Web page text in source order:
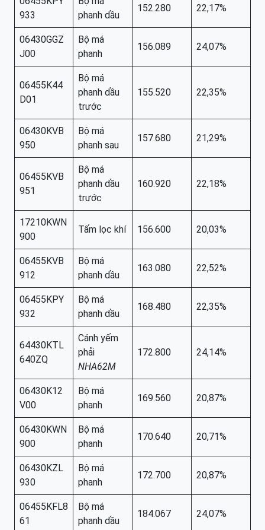
933
phanh dầu
152.280 22,17%
06430GGZ
J00
Bộ má
phanh
156.089 24,07%
06455K44
D01
Bộ má
phanh dầu
trước
155.520 22,35%
06430KVB
950
Bộ má
phanh sau
157.680 21,29%
06455KVB
951
Bộ má
phanh dầu
trước
160.920 22,18%
17210KWN
900
Tấm lọc khí 156.600 20,03%
06455KVB
912
Bộ má
phanh dầu
163.080 22,52%
06455KPY
932
Bộ má
phanh dầu
168.480 22,35%
64430KTL
640ZQ
Cánh yếm
phải
NHA62M
172.800 24,14%
06430K12
V00
Bộ má
phanh
169.560 20,87%
06430KWN
900
Bộ má
phanh
170.640 20,71%
06430KZL
930
Bộ má
phanh
172.700 20,87%
06455KFL8
61
Bộ má
phanh dầu
184.067 24,07%